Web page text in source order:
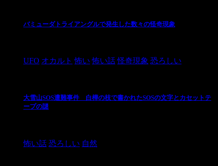
バミューダトライアングルで発生した数々の怪奇現象
UFO オカルト 怖い 怖い話 怪奇現象 恐ろしい
大雪山SOS遭難事件 白樺の枝で書かれたSOSの文字とカセットテ
ープの謎
怖い話 恐ろしい 自然